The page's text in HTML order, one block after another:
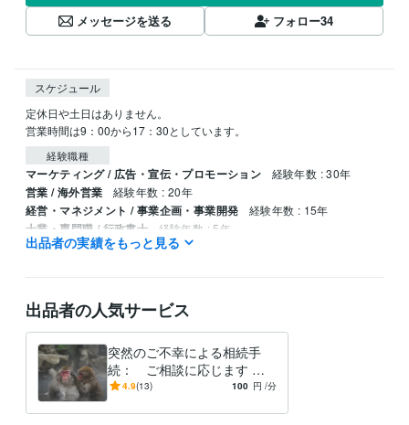
メッセージを送る
フォロー34
スケジュール
定休日や土日はありません。
経験職種
マーケティング / 広告・宣伝・プロモーション 経験年数 : 30年
営業 / 海外営業 経験年数 : 20年
経営・マネジメント / 事業企画・事業開発 経験年数 : 15年
士業・専門職 / 行政書士 経験年数 : 5年
士業・専門職 / 中小企業診断士 経験年数 : 5年
資格・検定
行政書士
中小企業診断士 取得年 : 2020年
得意分野
ビジネス代行・事務代行 許認可申請、ビザ申請、遺言・相続手続き
経営 ビジネス 法律 マーケティング 相続 永住 帰化
ビジネス代行・事務代行
経営 ビジネス 事業計画 事業再構築 事業承継 開業 起業
出品者の実績をもっと見る
出品者の人気サービス
突然のご不幸による相続手
続： ご相談に応じます 行
政書士兼ファイナンシャルプ
4.9(13) 100 円 /分